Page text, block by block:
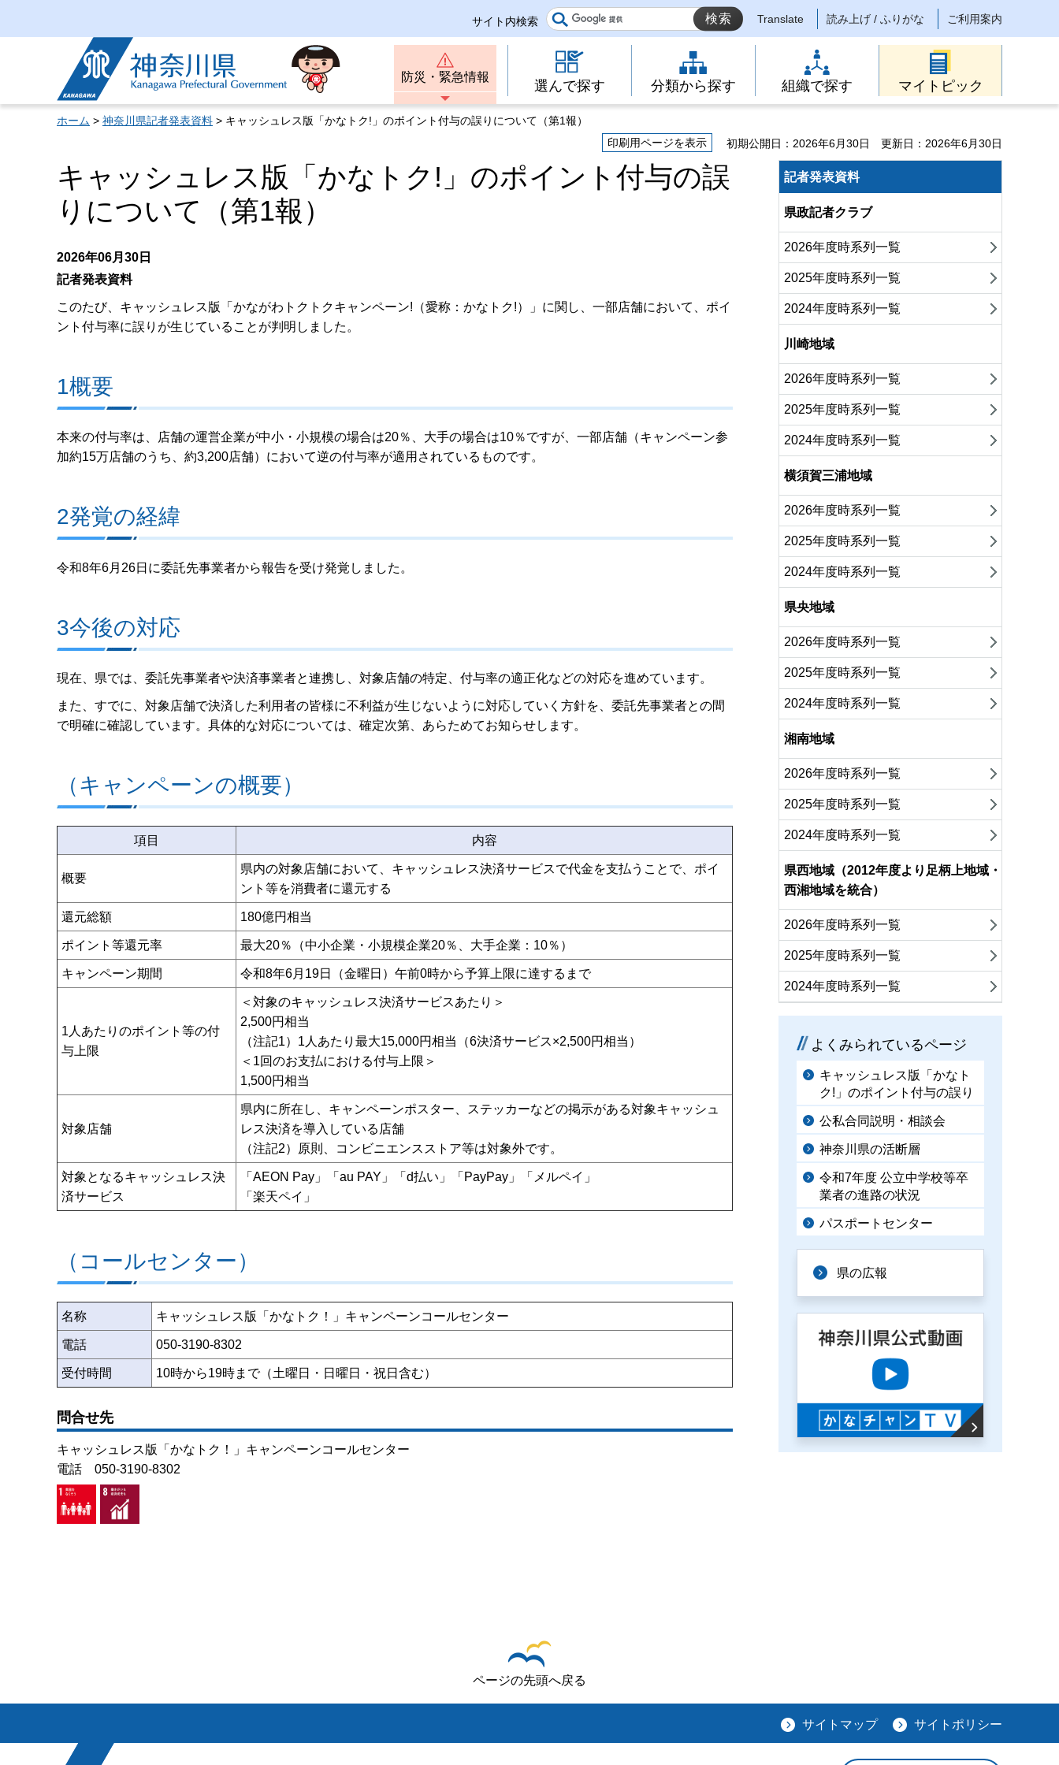
サイト内検索 Translate 読み上げ / ふりがな ご利用案内
神奈川県
防災・緊急情報
選んで探す 分類から探す 組織で探す マイトピック
ホーム > 神奈川県記者発表資料 > キャッシュレス版「かなトク!」のポイント付与の誤りについて（第1報）
印刷用ページを表示
初期公開日：2026年6月30日 更新日：2026年6月30日
キャッシュレス版「かなトク!」のポイント付与の誤
りについて（第1報）
2026年06月30日
記者発表資料
このたび、キャッシュレス版「かながわトクトクキャンペーン!（愛称：かなトク!）」に関し、一部店舗において、ポイ
ント付与率に誤りが生じていることが判明しました。
1概要
本来の付与率は、店舗の運営企業が中小・小規模の場合は20％、大手の場合は10％ですが、一部店舗（キャンペーン参
加約15万店舗のうち、約3,200店舗）において逆の付与率が適用されているものです。
2発覚の経緯
令和8年6月26日に委託先事業者から報告を受け発覚しました。
3今後の対応
現在、県では、委託先事業者や決済事業者と連携し、対象店舗の特定、付与率の適正化などの対応を進めています。
また、すでに、対象店舗で決済した利用者の皆様に不利益が生じないように対応していく方針を、委託先事業者との間
で明確に確認しています。具体的な対応については、確定次第、あらためてお知らせします。
（キャンペーンの概要）
項目 内容
概要
県内の対象店舗において、キャッシュレス決済サービスで代金を支払うことで、ポイ
ント等を消費者に還元する
還元総額 180億円相当
ポイント等還元率 最大20％（中小企業・小規模企業20％、大手企業：10％）
キャンペーン期間 令和8年6月19日（金曜日）午前0時から予算上限に達するまで
1人あたりのポイント等の付
与上限
＜対象のキャッシュレス決済サービスあたり＞
2,500円相当
（注記1）1人あたり最大15,000円相当（6決済サービス×2,500円相当）
＜1回のお支払における付与上限＞
1,500円相当
対象店舗
県内に所在し、キャンペーンポスター、ステッカーなどの掲示がある対象キャッシュ
レス決済を導入している店舗
（注記2）原則、コンビニエンスストア等は対象外です。
対象となるキャッシュレス決
済サービス
「AEON Pay」「au PAY」「d払い」「PayPay」「メルペイ」
「楽天ペイ」
（コールセンター）
名称 キャッシュレス版「かなトク！」キャンペーンコールセンター
電話 050-3190-8302
受付時間 10時から19時まで（土曜日・日曜日・祝日含む）
問合せ先
キャッシュレス版「かなトク！」キャンペーンコールセンター
電話 050-3190-8302
記者発表資料
県政記者クラブ
2026年度時系列一覧
2025年度時系列一覧
2024年度時系列一覧
川崎地域
2026年度時系列一覧
2025年度時系列一覧
2024年度時系列一覧
横須賀三浦地域
2026年度時系列一覧
2025年度時系列一覧
2024年度時系列一覧
県央地域
2026年度時系列一覧
2025年度時系列一覧
2024年度時系列一覧
湘南地域
2026年度時系列一覧
2025年度時系列一覧
2024年度時系列一覧
県西地域（2012年度より足柄上地域・
西湘地域を統合）
2026年度時系列一覧
2025年度時系列一覧
2024年度時系列一覧
よくみられているページ
キャッシュレス版「かなト
ク!」のポイント付与の誤り
公私合同説明・相談会
神奈川県の活断層
令和7年度 公立中学校等卒
業者の進路の状況
パスポートセンター
県の広報
ページの先頭へ戻る
サイトマップ サイトポリシー